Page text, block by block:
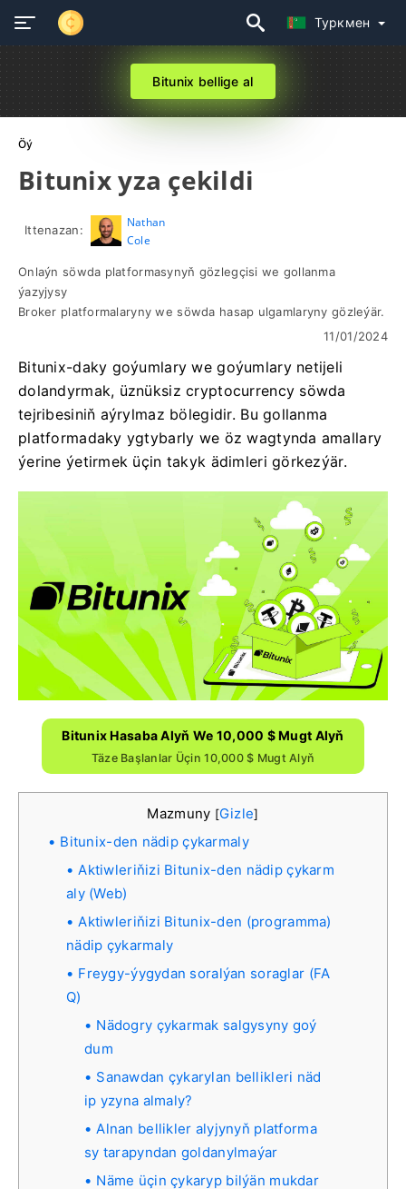
Туркмен
Bitunix bellige al
Öý
Bitunix yza çekildi
Ittenazan:
Nathan
Cole
Onlaýn söwda platformasynyň gözlegçisi we gollanma
ýazyjysy
Broker platformalaryny we söwda hasap ulgamlaryny gözleýär.
11/01/2024
Bitunix-daky goýumlary we goýumlary netijeli
dolandyrmak, üznüksiz cryptocurrency söwda
tejribesiniň aýrylmaz bölegidir. Bu gollanma
platformadaky ygtybarly we öz wagtynda amallary
ýerine ýetirmek üçin takyk ädimleri görkezýär.
Bitunix Hasaba Alyň We 10,000 $ Mugt Alyň
Täze Başlanlar Üçin 10,000 $ Mugt Alyň
Mazmuny [Gizle]
Bitunix-den nädip çykarmaly
Aktiwleriňizi Bitunix-den nädip çykarm
aly (Web)
Aktiwleriňizi Bitunix-den (programma)
nädip çykarmaly
Freygy-ýygydan soralýan soraglar (FA
Q)
Nädogry çykarmak salgysyny goý
dum
Sanawdan çykarylan bellikleri näd
ip yzyna almaly?
Alnan bellikler alyjynyň platforma
sy tarapyndan goldanylmaýar
Näme üçin çykaryp bilýän mukdar